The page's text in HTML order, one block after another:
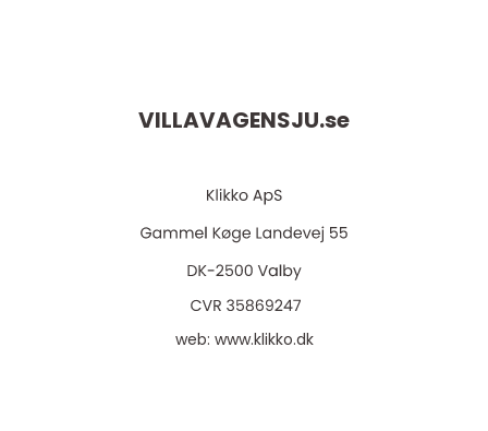
VILLAVAGENSJU.se
web: www.klikko.dk